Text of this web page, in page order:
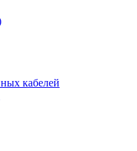
кабелей